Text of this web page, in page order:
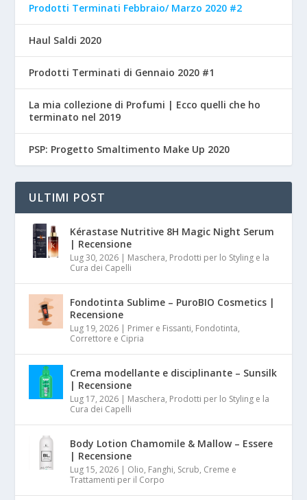
Prodotti Terminati Febbraio/ Marzo 2020 #2
Haul Saldi 2020
Prodotti Terminati di Gennaio 2020 #1
La mia collezione di Profumi | Ecco quelli che ho
terminato nel 2019
PSP: Progetto Smaltimento Make Up 2020
ULTIMI POST
Kérastase Nutritive 8H Magic Night Serum
| Recensione
Lug 30, 2026 | Maschera, Prodotti per lo Styling e la
Cura dei Capelli
Fondotinta Sublime – PuroBIO Cosmetics |
Recensione
Lug 19, 2026 | Primer e Fissanti, Fondotinta,
Correttore e Cipria
Crema modellante e disciplinante – Sunsilk
| Recensione
Lug 17, 2026 | Maschera, Prodotti per lo Styling e la
Cura dei Capelli
Body Lotion Chamomile & Mallow – Essere
| Recensione
Lug 15, 2026 | Olio, Fanghi, Scrub, Creme e
Trattamenti per il Corpo